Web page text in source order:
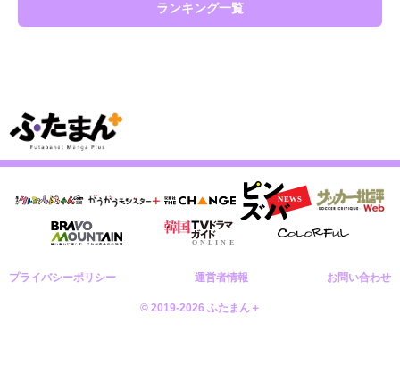
ランキング一覧
プライバシーポリシー 運営者情報 お問い合わせ
© 2019-2026 ふたまん＋